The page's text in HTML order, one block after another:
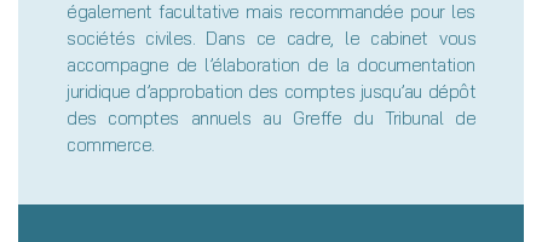
également facultative mais recommandée pour les
sociétés civiles. Dans ce cadre, le cabinet vous
accompagne de l’élaboration de la documentation
juridique d’approbation des comptes jusqu’au dépôt
des comptes annuels au Greffe du Tribunal de
commerce.